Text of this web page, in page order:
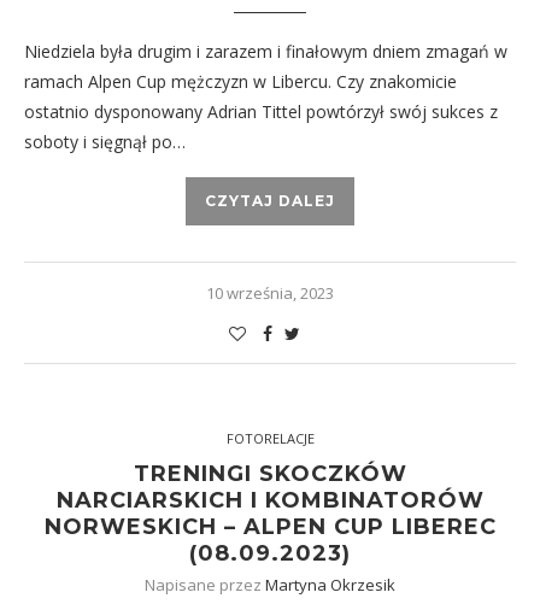
Niedziela była drugim i zarazem i finałowym dniem zmagań w
ramach Alpen Cup mężczyzn w Libercu. Czy znakomicie
ostatnio dysponowany Adrian Tittel powtórzył swój sukces z
soboty i sięgnął po…
CZYTAJ DALEJ
10 września, 2023
FOTORELACJE
TRENINGI SKOCZKÓW
NARCIARSKICH I KOMBINATORÓW
NORWESKICH – ALPEN CUP LIBEREC
(08.09.2023)
Napisane przez Martyna Okrzesik